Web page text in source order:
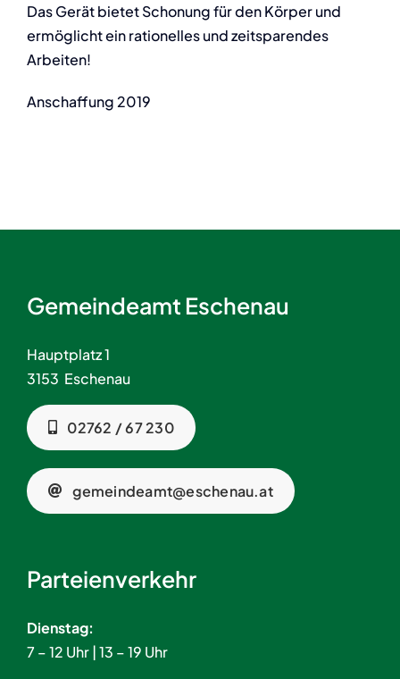
Das Gerät bietet Schonung für den Körper und
ermöglicht ein rationelles und zeitsparendes
Arbeiten!
Anschaffung 2019
Gemeindeamt Eschenau
Hauptplatz 1
3153 Eschenau
02762 / 67 230
gemeindeamt@eschenau.at
Parteienverkehr
Dienstag:
7 – 12 Uhr | 13 – 19 Uhr